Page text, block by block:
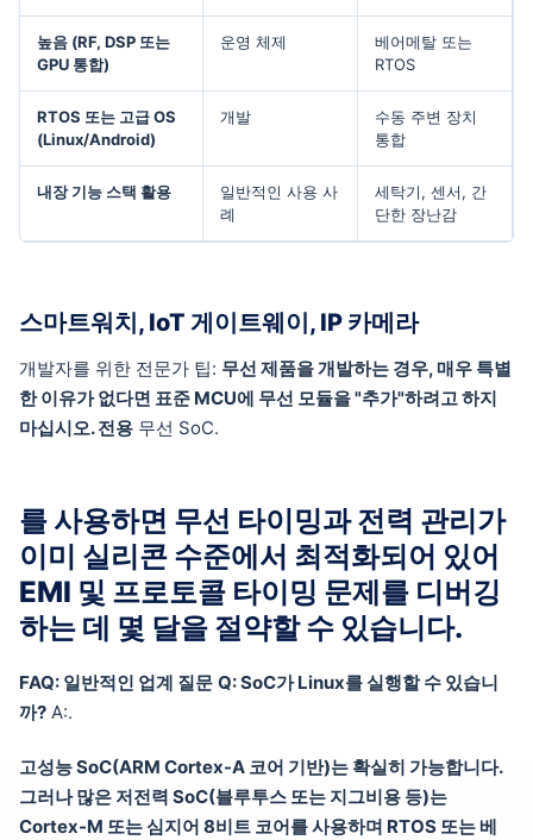
높음 (RF, DSP 또는
GPU 통합)
운영 체제
베어메탈 또는
RTOS
RTOS 또는 고급 OS
(Linux/Android)
개발
수동 주변 장치
통합
내장 기능 스택 활용
일반적인 사용 사
례
세탁기, 센서, 간
단한 장난감
스마트워치, IoT 게이트웨이, IP 카메라
개발자를 위한 전문가 팁: 무선 제품을 개발하는 경우, 매우 특별
한 이유가 없다면 표준 MCU에 무선 모듈을 "추가"하려고 하지
마십시오. 전용 무선 SoC.
를 사용하면 무선 타이밍과 전력 관리가
이미 실리콘 수준에서 최적화되어 있어
EMI 및 프로토콜 타이밍 문제를 디버깅
하는 데 몇 달을 절약할 수 있습니다.
FAQ: 일반적인 업계 질문 Q: SoC가 Linux를 실행할 수 있습니
까? A:.
고성능 SoC(ARM Cortex-A 코어 기반)는 확실히 가능합니다.
그러나 많은 저전력 SoC(블루투스 또는 지그비용 등)는
Cortex-M 또는 심지어 8비트 코어를 사용하며 RTOS 또는 베